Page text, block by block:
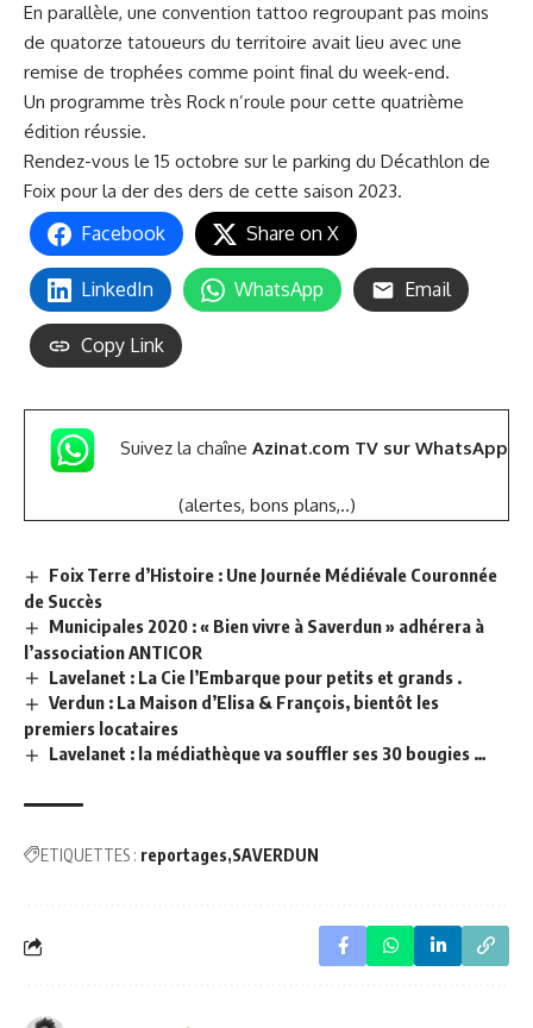
En parallèle, une convention tattoo regroupant pas moins
de quatorze tatoueurs du territoire avait lieu avec une
remise de trophées comme point final du week-end.
Un programme très Rock n’roule pour cette quatrième
édition réussie.
Rendez-vous le 15 octobre sur le parking du Décathlon de
Foix pour la der des ders de cette saison 2023.
Facebook Share on X
LinkedIn WhatsApp Email
Copy Link
Suivez la chaîne Azinat.com TV sur WhatsApp
(alertes, bons plans,..)
Foix Terre d’Histoire : Une Journée Médiévale Couronnée
de Succès
Municipales 2020 : « Bien vivre à Saverdun » adhérera à
l’association ANTICOR
Lavelanet : La Cie l’Embarque pour petits et grands .
Verdun : La Maison d’Elisa & François, bientôt les
premiers locataires
Lavelanet : la médiathèque va souffler ses 30 bougies …
ETIQUETTES : reportages SAVERDUN